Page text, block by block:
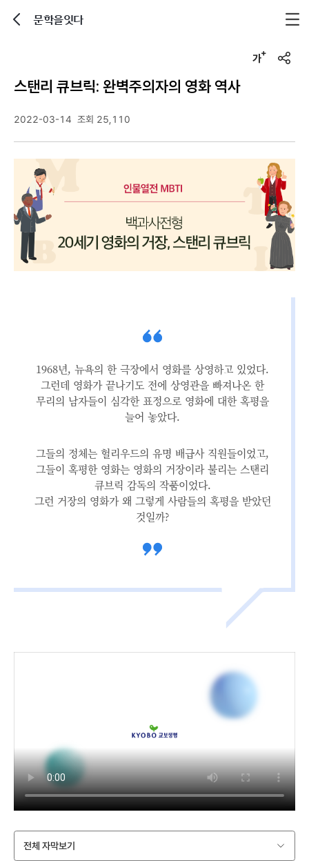
문학을잇다
u
스탠리 큐브릭: 완벽주의자의 영화 역사
2022-03-14 조회 25,110
1968년, 뉴욕의 한 극장에서 영화를 상영하고 있었다.
그런데 영화가 끝나기도 전에 상영관을 빠져나온 한
무리의 남자들이 심각한 표정으로 영화에 대한 혹평을
늘어 놓았다.
그들의 정체는 헐리우드의 유명 배급사 직원들이었고,
그들이 혹평한 영화는 영화의 거장이라 불리는 스탠리
큐브릭 감독의 작품이었다.
그런 거장의 영화가 왜 그렇게 사람들의 혹평을 받았던
것일까?
전체 자막보기